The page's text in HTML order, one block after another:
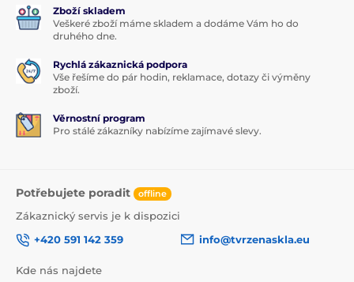
Zboží skladem
Veškeré zboží máme skladem a dodáme Vám ho do
druhého dne.
Rychlá zákaznická podpora
Vše řešíme do pár hodin, reklamace, dotazy či výměny
zboží.
Věrnostní program
Pro stálé zákazníky nabízíme zajímavé slevy.
Potřebujete poradit offline
Zákaznický servis je k dispozici
+420 591 142 359
info@tvrzenaskla.eu
Kde nás najdete